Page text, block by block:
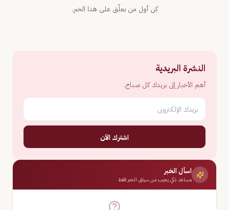
كن أول من يعلّق على هذا الخبر.
النشرة البريدية
أهم الأخبار إلى بريدك كل صباح.
اشترك الآن
اسأل الخبر
مساعد ذكي يجيب من سياق الخبر فقط